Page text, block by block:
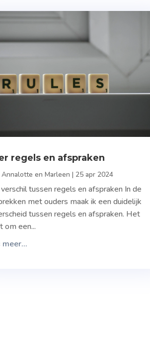
regels en afspraken
Annalotte en Marleen | 25 apr 2024
tussen regels en afspraken In de
met ouders maak ik een duidelijk
tussen regels en afspraken. Het
om een...
meer...